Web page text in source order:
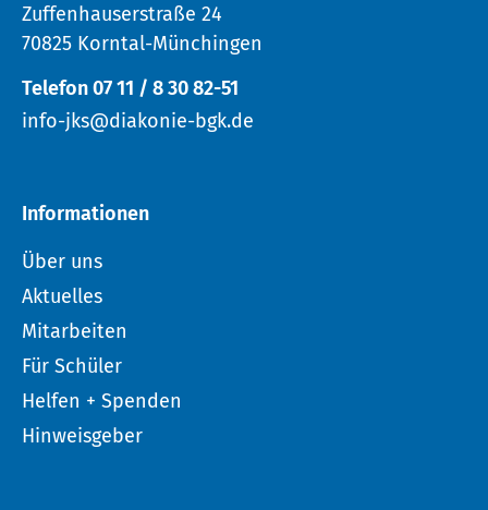
Zuffenhauserstraße 24
70825 Korntal-Münchingen
Telefon 07 11 / 8 30 82-51
info-jks@diakonie-bgk.de
Informationen
Über uns
Aktuelles
Mitarbeiten
Für Schüler
Helfen + Spenden
Hinweisgeber